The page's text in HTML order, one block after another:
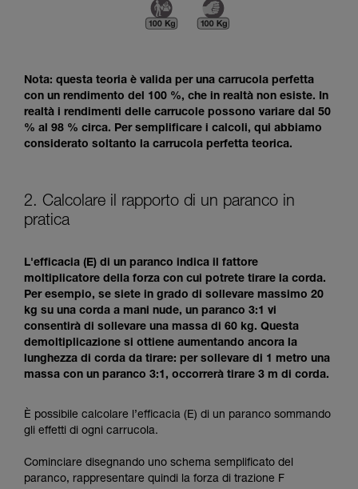
Nota: questa teoria è valida per una carrucola perfetta
con un rendimento del 100 %, che in realtà non esiste. In
realtà i rendimenti delle carrucole possono variare dal 50
% al 98 % circa. Per semplificare i calcoli, qui abbiamo
considerato soltanto la carrucola perfetta teorica.
2. Calcolare il rapporto di un paranco in
pratica
L'efficacia (E) di un paranco indica il fattore
moltiplicatore della forza con cui potrete tirare la corda.
Per esempio, se siete in grado di sollevare massimo 20
kg su una corda a mani nude, un paranco 3:1 vi
consentirà di sollevare una massa di 60 kg. Questa
demoltiplicazione si ottiene aumentando ancora la
lunghezza di corda da tirare: per sollevare di 1 metro una
massa con un paranco 3:1, occorrerà tirare 3 m di corda.
È possibile calcolare l’efficacia (E) di un paranco sommando
gli effetti di ogni carrucola.
Cominciare disegnando uno schema semplificato del
paranco, rappresentare quindi la forza di trazione F